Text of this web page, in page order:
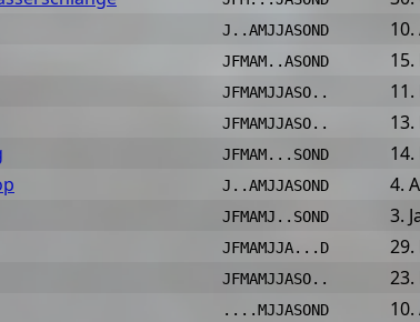
J..AMJJASOND
JFMAM..ASOND
JFMAMJJASO.. 11.
JFMAMJJASO.. 13.
JFMAM...SOND
J..AMJJASOND 4.
JFMAMJ..SOND 3.
JFMAMJJA...D 29.
JFMAMJJASO.. 23.
....MJJASOND